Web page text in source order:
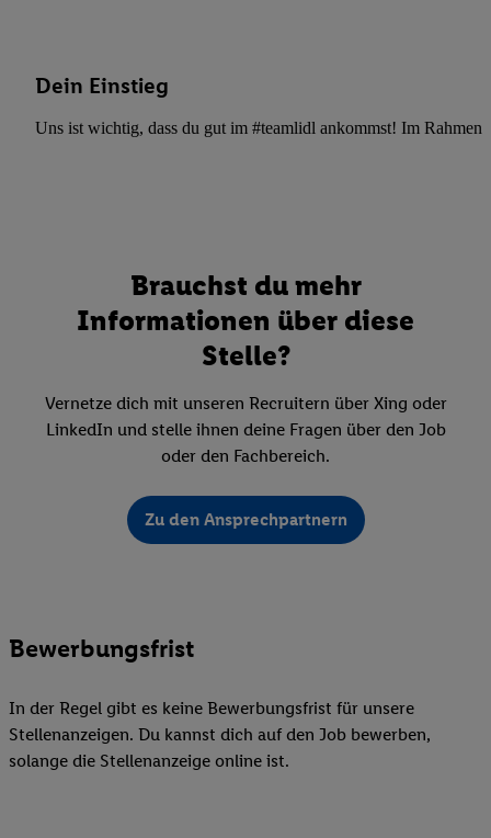
Dein Einstieg
Uns ist wichtig, dass du gut im #teamlidl ankommst! Im Rahmen
Brauchst du mehr
Informationen über diese
Stelle?
Vernetze dich mit unseren Recruitern über Xing oder
LinkedIn und stelle ihnen deine Fragen über den Job
oder den Fachbereich.
Zu den Ansprechpartnern
Bewerbungsfrist
In der Regel gibt es keine Bewerbungsfrist für unsere
Stellenanzeigen. Du kannst dich auf den Job bewerben,
solange die Stellenanzeige online ist.